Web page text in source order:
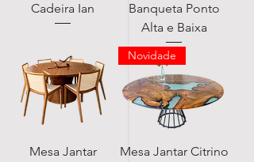
Cadeira Ian
Banqueta Ponto
Alta e Baixa
Mesa Jantar
Novidade
Mesa Jantar Citrino